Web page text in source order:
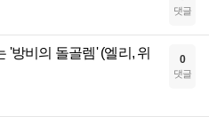
댓글
'방비의 돌골렘' (엘리, 위
0
댓글